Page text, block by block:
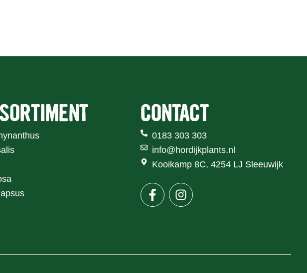
CONTACT
0183 303 303
info@hordijkplants.nl
Kooikamp 8C, 4254 LJ Sleeuwijk